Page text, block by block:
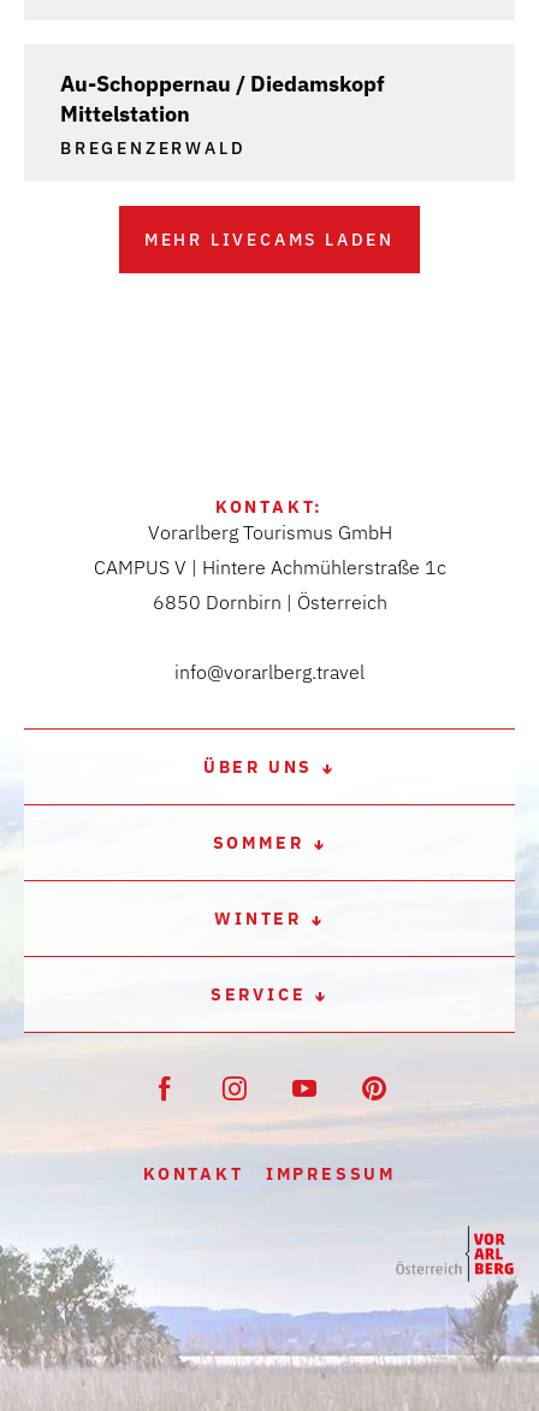
Au-Schoppernau / Diedamskopf
Mittelstation
BREGENZERWALD
MEHR LIVECAMS LADEN
KONTAKT:
Vorarlberg Tourismus GmbH
CAMPUS V | Hintere Achmühlerstraße 1c
6850 Dornbirn | Österreich
info@vorarlberg.travel
ÜBER UNS
SOMMER
WINTER
SERVICE
KONTAKT IMPRESSUM